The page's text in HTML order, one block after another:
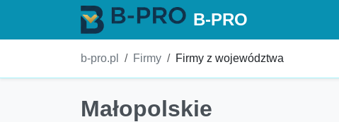
B-PRO
b-pro.pl Firmy Firmy z województwa
Małopolskie